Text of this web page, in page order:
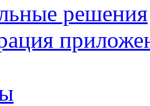
решения